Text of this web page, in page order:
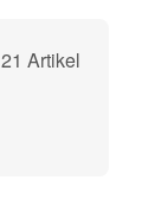
21 Artikel